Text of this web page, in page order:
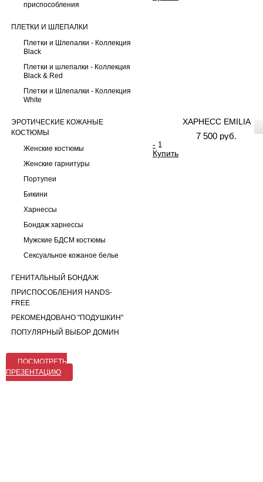
приспособления
ПЛЕТКИ И ШЛЕПАЛКИ
Плетки и Шлепалки - Коллекция
Black
Плетки и шлепалки - Коллекция
Black & Red
Плетки и Шлепалки - Коллекция
White
ЭРОТИЧЕСКИЕ КОЖАНЫЕ
КОСТЮМЫ
Женские костюмы
Женские гарнитуры
Портупеи
Бикини
Харнессы
Бондаж харнессы
Мужские БДСМ костюмы
Сексуальное кожаное белье
ГЕНИТАЛЬНЫЙ БОНДАЖ
ПРИСПОСОБЛЕНИЯ HANDS-
FREE
РЕКОМЕНДОВАНО "ПОДУШКИН"
ПОПУЛЯРНЫЙ ВЫБОР ДОМИН
ПОСМОТРЕТЬ
ПРЕЗЕНТАЦИЮ
ХАРНЕСС EMILIA
7 500 руб.
-
Купить